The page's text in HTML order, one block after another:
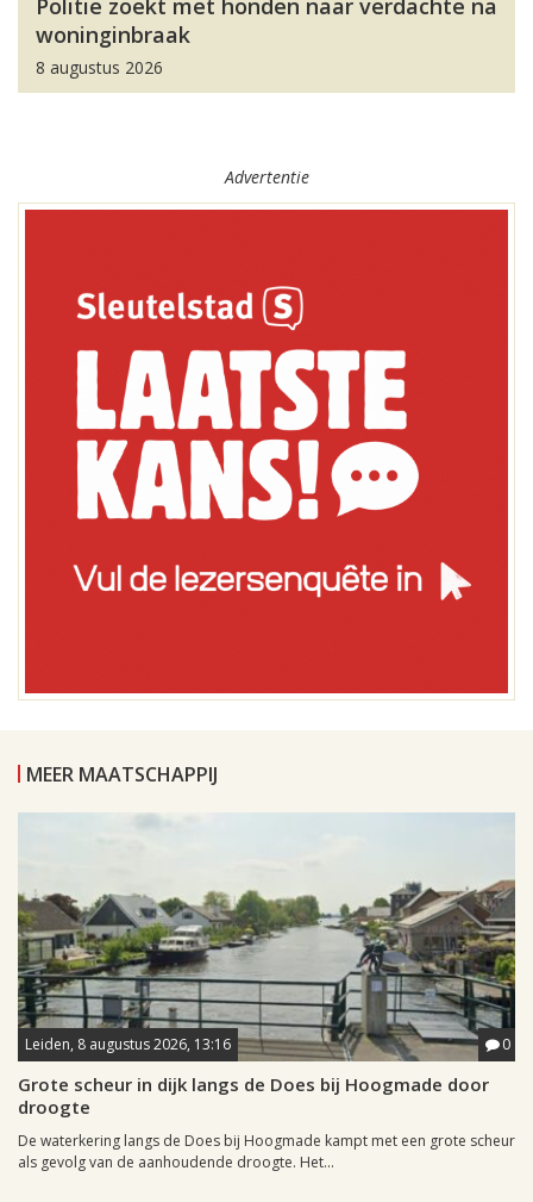
Politie zoekt met honden naar verdachte na
woninginbraak
8 augustus 2026
Advertentie
MEER MAATSCHAPPIJ
Leiden, 8 augustus 2026, 13:16 0
Grote scheur in dijk langs de Does bij Hoogmade door
droogte
De waterkering langs de Does bij Hoogmade kampt met een grote scheur
als gevolg van de aanhoudende droogte. Het...